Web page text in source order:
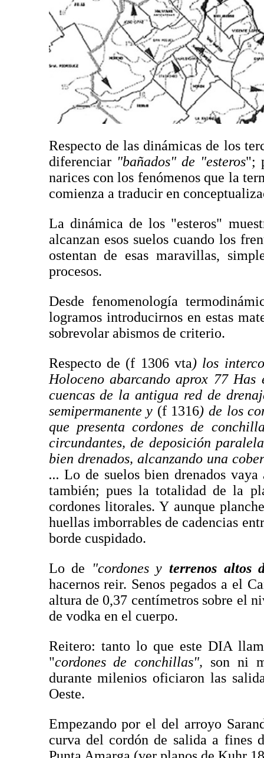
Respecto de las dinámicas de los
diferenciar"bañados" de "esteros";
narices con los fenómenos que la
comienza a traducir en
La dinámica de los "esteros"
alcanzan esos suelos cuando los
ostentan de esas maravillas,
procesos.
Desde fenomenología
logramos introducirnos en estas
sobrevolar abismos de criterio.
Respecto de (f 1306 vta) los
Holoceno abarcando aprox 77
cuencas de la antigua red de
semipermanente y (f 1316) de los
que presenta cordones de
circundantes, de deposición
bien drenados, alcanzando una
...Lo de suelos bien drenados
también; pues la totalidad de la
cordones litorales. Y aunque
huellas imborrables de cadencias
borde cuspidado.
Lo de "cordones yterrenos altos
hacernos reir. Senos pegados a el
altura de 0,37 centímetros sobre el
de vodka en el cuerpo.
Reitero: tanto lo que este DIA
"cordones de conchillas", son ni
durante milenios oficiaron las
Oeste.
Empezando por el del arroyo
curva del cordón de salida a